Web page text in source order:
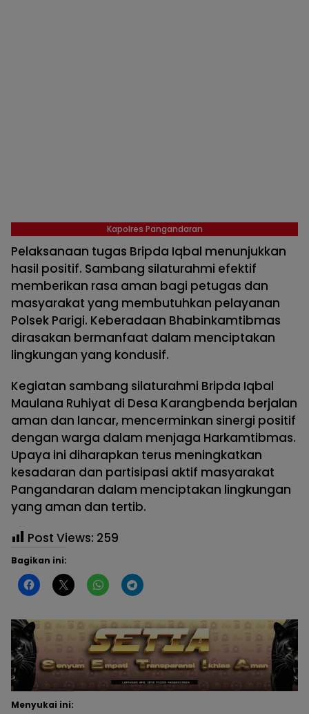
Kapolres Pangandaran
Pelaksanaan tugas Bripda Iqbal menunjukkan
hasil positif. Sambang silaturahmi efektif
memberikan rasa aman bagi petugas dan
masyarakat yang membutuhkan pelayanan
Polsek Parigi. Keberadaan Bhabinkamtibmas
dirasakan bermanfaat dalam menciptakan
lingkungan yang kondusif.
Kegiatan sambang silaturahmi Bripda Iqbal
Maulana Ruhiyat di Desa Karangbenda berjalan
aman dan lancar, mencerminkan sinergi positif
dengan warga dalam menjaga Harkamtibmas.
Upaya ini diharapkan terus meningkatkan
kesadaran dan partisipasi aktif masyarakat
Pangandaran dalam menciptakan lingkungan
yang aman dan tertib.
Post Views: 259
Bagikan ini:
Menyukai ini: